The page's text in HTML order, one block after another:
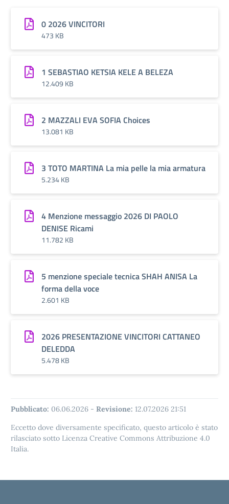
0 2026 VINCITORI
473 KB
1 SEBASTIAO KETSIA KELE A BELEZA
12.409 KB
2 MAZZALI EVA SOFIA Choices
13.081 KB
3 TOTO MARTINA La mia pelle la mia armatura
5.234 KB
4 Menzione messaggio 2026 DI PAOLO
DENISE Ricami
11.782 KB
5 menzione speciale tecnica SHAH ANISA La
forma della voce
2.601 KB
2026 PRESENTAZIONE VINCITORI CATTANEO
DELEDDA
5.478 KB
Pubblicato: 06.06.2026 - Revisione: 12.07.2026 21:51
Eccetto dove diversamente specificato, questo articolo è stato
rilasciato sotto Licenza Creative Commons Attribuzione 4.0
Italia.